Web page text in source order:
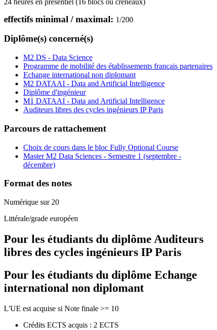
effectifs minimal / maximal: 1/200
Diplôme(s) concerné(s)
M2 DS - Data Science
Programme de mobilité des établissements français partenaires
Echange international non diplomant
M2 DATAAI - Data and Artificial Intelligence
Diplôme d'ingénieur
M1 DATAAI - Data and Artificial Intelligence
Auditeurs libres des cycles ingénieurs IP Paris
Parcours de rattachement
Choix de cours dans le bloc Fully Optional Course
Master M2 Data Sciences - Semestre 1 (septembre -
décembre)
Format des notes
Numérique sur 20
Littérale/grade européen
Pour les étudiants du diplôme Auditeurs
libres des cycles ingénieurs IP Paris
Pour les étudiants du diplôme Echange
international non diplomant
L'UE est acquise si Note finale >= 10
Crédits ECTS acquis : 2 ECTS